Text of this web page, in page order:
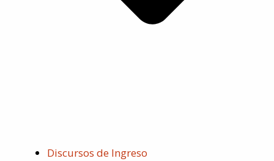
Discursos de Ingreso